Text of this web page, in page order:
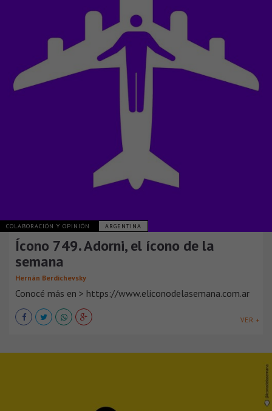
COLABORACIÓN Y OPINIÓN ARGENTINA
Ícono 749. Adorni, el ícono de la
semana
Hernán Berdichevsky
Conocé más en > https://www.eliconodelasemana.com.ar
VER +